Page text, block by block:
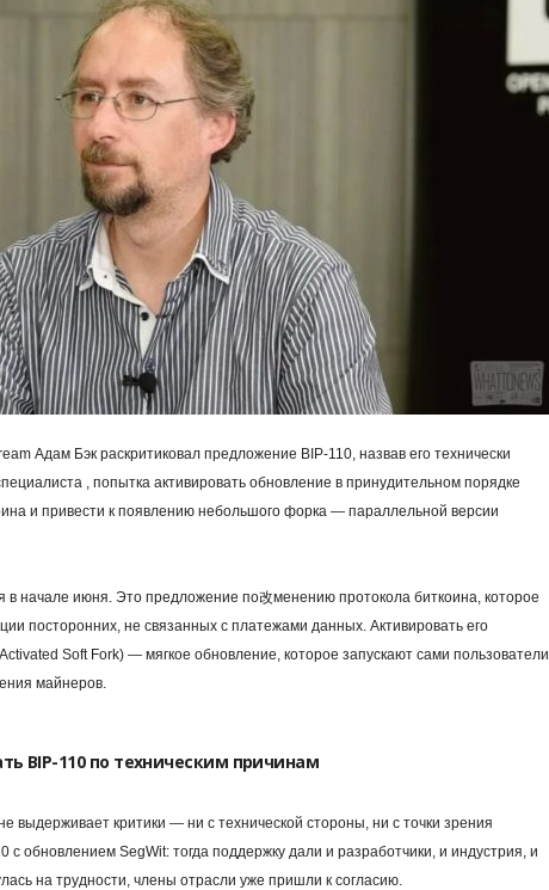
Адам Бэк раскритиковал предложение BIP-110, назвав его технически
, попытка активировать обновление в принудительном порядке
и привести к появлению небольшого форка — параллельной версии
в начале июня. Это предложение по改менению протокола биткоина, которое
посторонних, не связанных с платежами данных. Активировать его
Soft Fork) — мягкое обновление, которое запускают сами пользователи
майнеров.
BIP-110 по техническим причинам
выдерживает критики — ни с технической стороны, ни с точки зрения
с обновлением SegWit: тогда поддержку дали и разработчики, и индустрия, и
на трудности, члены отрасли уже пришли к согласию.